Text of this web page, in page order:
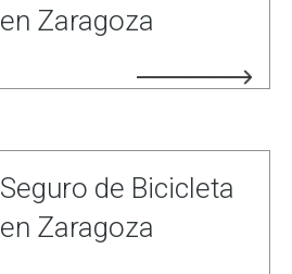
en Zaragoza
Seguro de Bicicleta
en Zaragoza